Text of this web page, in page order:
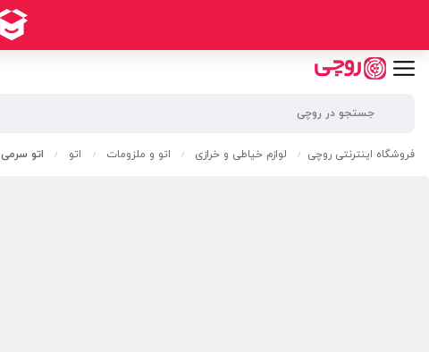
فروشگاه اینترنتی روچی / لوازم خیاطی و خرازی / اتو و ملزومات / اتو / اتو سرمی 1600 وات زنگوله مدل QX-300LB